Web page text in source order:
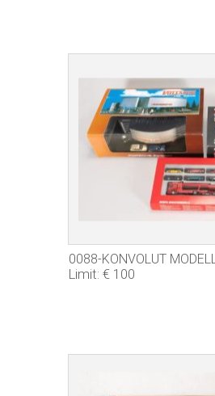
0088-KONVOLUT
Limit: € 100